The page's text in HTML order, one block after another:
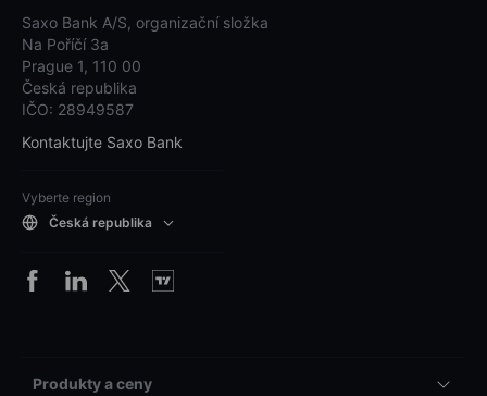
Saxo Bank A/S, organizační složka
Na Poříčí 3a
Prague 1, 110 00
Česká republika
IČO: 28949587
Kontaktujte Saxo Bank
Vyberte region
Česká republika
Produkty a ceny